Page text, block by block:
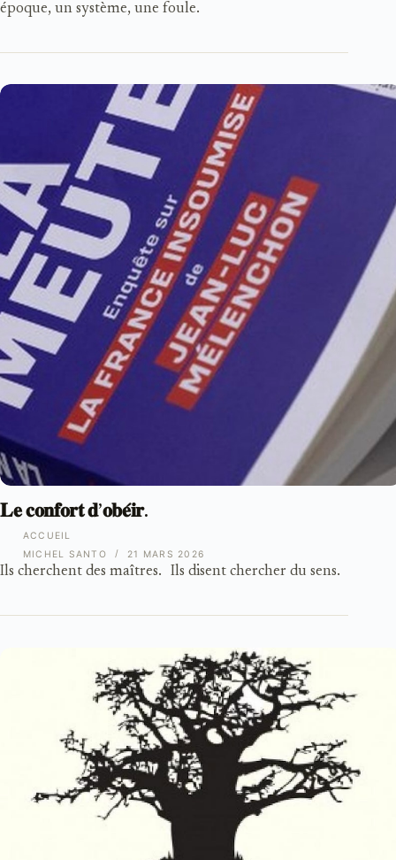
époque, un système, une foule.
ACCUEIL
𝐋𝐞 𝐜𝐨𝐧𝐟𝐨𝐫𝐭 𝐝’𝐨𝐛𝐞́𝐢𝐫.
Ils cherchent des maîtres. Ils disent chercher du sens.
MICHEL SANTO 21 MARS 2026